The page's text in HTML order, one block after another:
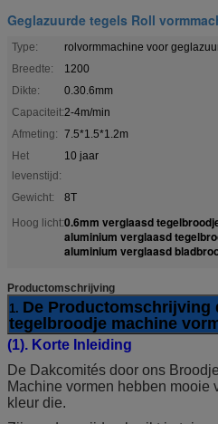
Geglazuurde tegels Roll
Type:
rolvormmachine voor
Breedte:
1200
Dikte:
0.30.6mm
Capaciteit:2-4m/min
Afmeting: 7.5*1.5*1.2m
Het
levenstijd:
10 jaar
Gewicht:
8T
Hoog licht:0.6mm verglaasd
aluminium verglaasd
aluminium verglaasd
Productomschrijving
1. De Productomschrijving
tegelbroodje machine
(1). Korte Inleiding
De Dakcomités door ons
Machine vormen hebben mooie
kleur die.